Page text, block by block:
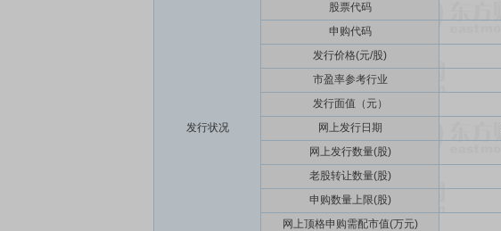
发行状况
股票代码
申购代码
发行价格(元/股)
市盈率参考行业
发行面值（元）
网上发行日期
网上发行数量(股)
老股转让数量(股)
申购数量上限(股)
网上顶格申购需配市值(万元)